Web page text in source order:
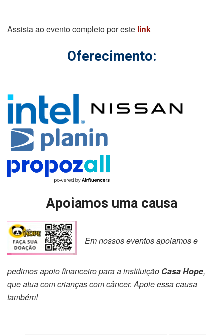
Assista ao evento completo por este link
Oferecimento:
Apoiamos uma causa
Em nossos eventos apoiamos e
pedimos apoio financeiro para a instituição Casa Hope,
que atua com crianças com câncer. Apoie essa causa
também!